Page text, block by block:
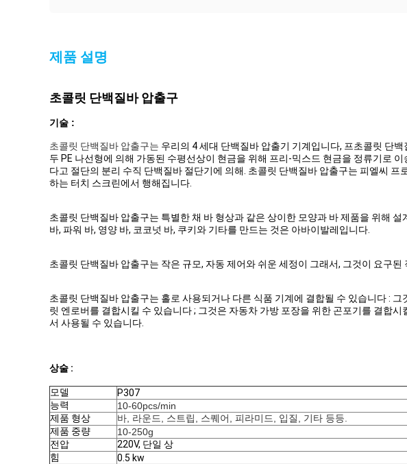
제품 설명
초콜릿 단백질바 압출구
기술 :
초콜릿 단백질바 압출구는 우리의 4 세대 단백질바 압출기 기계입니다, 프초콜릿 단
두 PE 나선형에 의해 가동된 수평선상이 현금을 위해 프리-믹스드 현금을 정류기로
다고 절단의 분리 수직 단백질바 절단기에 의해. 초콜릿 단백질바 압출구는 피엘씨
하는 터치 스크린에서 행해집니다.
초콜릿 단백질바 압출구는 특별한 채 바 형상과 같은 상이한 모양과 바 제품을 위해
바, 파워 바, 영양 바, 코코넛 바, 쿠키와 기타를 만드는 것은 아바이발레입니다.
초콜릿 단백질바 압출구는 작은 규모, 자동 제어와 쉬운 세정이 그래서, 그것이 요구
초콜릿 단백질바 압출구는 홀로 사용되거나 다른 식품 기계에 결합될 수 있습니다 :
릿 엔로버를 결합시킬 수 있습니다 ; 그것은 자동차 가방 포장을 위한 곤포기를 결합
서 사용될 수 있습니다.
상술 :
모델
P307
능력
10-60pcs/min
제품 형상
바, 라운드, 스트립, 스퀘어, 피라미드, 입질, 기타 등등.
제품 중량
10-250g
전압
220V, 단일 상
힘
0.5 kw